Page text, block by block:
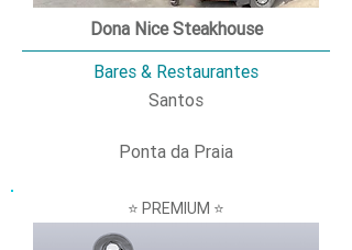
Dona Nice Steakhouse
Bares & Restaurantes
Santos
Ponta da Praia
⭐ PREMIUM ⭐